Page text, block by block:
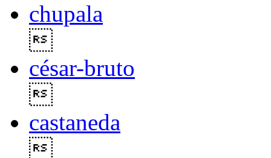
chupala
césar-bruto
castaneda